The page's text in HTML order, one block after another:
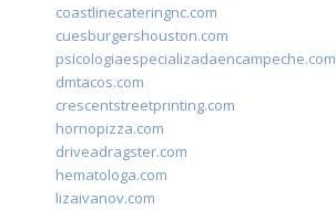
coastlinecateringnc.com
cuesburgershouston.com
psicologiaespecializadaencampeche.com
dmtacos.com
crescentstreetprinting.com
hornopizza.com
driveadragster.com
hematologa.com
lizaivanov.com